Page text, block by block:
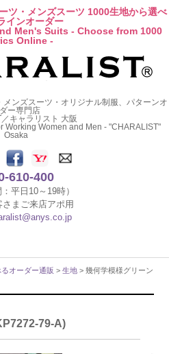
ツ・メンズスーツ 1000生地から選べ
インオーダー
Men's Suits - Choose from 1000
Online -
ンズスーツ・オリジナル制服、パターンオ
ー専門店
キャラリスト 大阪
Working Women and Men - "CHARALIST"
Osaka
610-400
：平日10～19時）
さまご来店アポ用
オーダー通販 >生地 > 幾何学模様グリーン
79-A)